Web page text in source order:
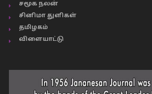
சமூக நலன்
சினிமா துளிகள்
தமிழகம்
விளையாட்டு